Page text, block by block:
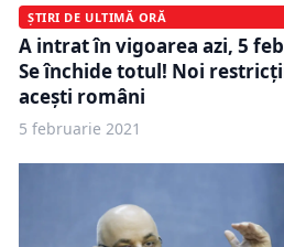
ȘTIRI DE ULTIMĂ ORĂ
A intrat în vigoarea azi, 5
Se închide totul! Noi
acești români
5 februarie 2021